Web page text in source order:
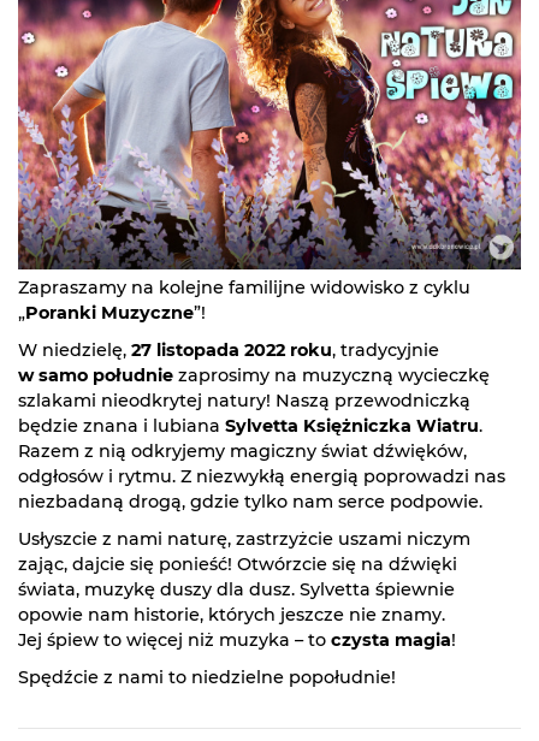
Zapraszamy na kolejne familijne widowisko z cyklu
„Poranki Muzyczne”!
W niedzielę, 27 listopada 2022 roku, tradycyjnie
w samo południe zaprosimy na muzyczną wycieczkę
szlakami nieodkrytej natury! Naszą przewodniczką
będzie znana i lubiana Sylvetta Księżniczka Wiatru.
Razem z nią odkryjemy magiczny świat dźwięków,
odgłosów i rytmu. Z niezwykłą energią poprowadzi nas
niezbadaną drogą, gdzie tylko nam serce podpowie.
Usłyszcie z nami naturę, zastrzyżcie uszami niczym
zając, dajcie się ponieść! Otwórzcie się na dźwięki
świata, muzykę duszy dla dusz. Sylvetta śpiewnie
opowie nam historie, których jeszcze nie znamy.
Jej śpiew to więcej niż muzyka – to czysta magia!
Spędźcie z nami to niedzielne popołudnie!